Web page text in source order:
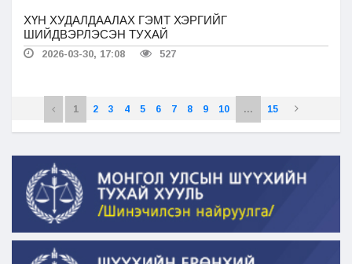
ХҮН ХУДАЛДААЛАХ ГЭМТ ХЭРГИЙГ
ШИЙДВЭРЛЭСЭН ТУХАЙ
2026-03-30, 17:08 527
1 2 3 4 5 6 7 8 9 10 ... 15